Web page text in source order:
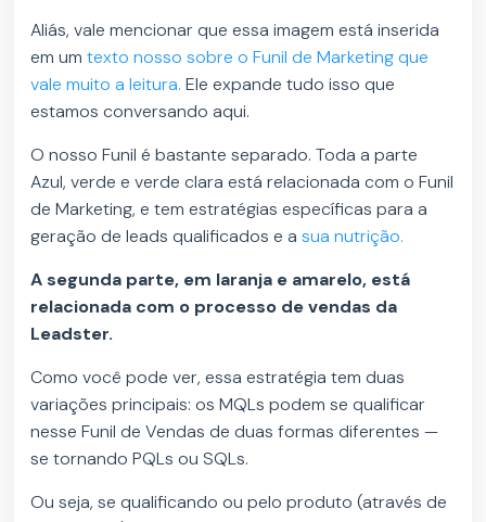
Aliás, vale mencionar que essa imagem está inserida
em umtexto nosso sobre o Funil de Marketing que
vale muito a leitura. Ele expande tudo isso que
estamos conversando aqui.
O nosso Funil é bastante separado. Toda a parte
Azul, verde e verde clara está relacionada com o Funil
de Marketing, e tem estratégias específicas para a
geração de leads qualificados e asua nutrição.
A segunda parte, em laranja e amarelo, está
relacionada com o processo de vendas da
Leadster.
Como você pode ver, essa estratégia tem duas
variações principais: os MQLs podem se qualificar
nesse Funil de Vendas de duas formas diferentes —
se tornando PQLs ou SQLs.
Ou seja, se qualificando ou pelo produto (através de